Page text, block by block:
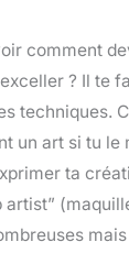
comment
? Il te
techniques.
un art si tu le
ta
artist”
mais